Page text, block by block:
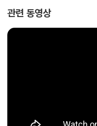
출 수험서 어플'로 보다 스마트하
관련 동영상